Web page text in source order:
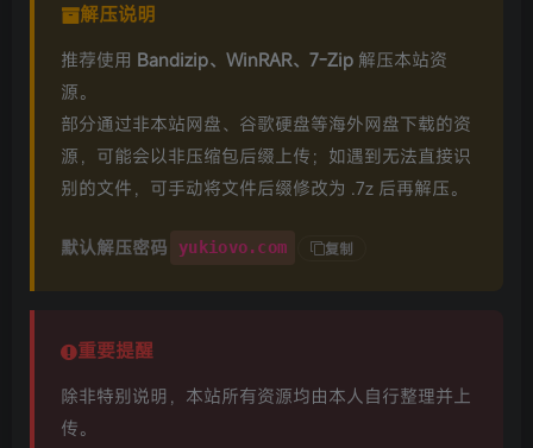
解压说明
推荐使用 Bandizip、WinRAR、7-Zip 解压本站资
源。
部分通过非本站网盘、谷歌硬盘等海外网盘下载的资
源，可能会以非压缩包后缀上传；如遇到无法直接识
别的文件，可手动将文件后缀修改为 .7z 后再解压。
默认解压密码 yukiovo.com 复制
重要提醒
除非特别说明，本站所有资源均由本人自行整理并上
传。